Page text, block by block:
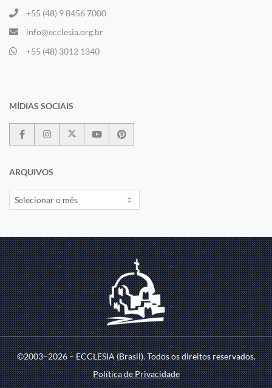
+55 (48) 9 8456 7000
info@ecclesia.org.br
+55 (48) 3012 1340
MÍDIAS SOCIAIS
ARQUIVOS
©2003–2026 – ECCLESIA (Brasil). Todos os direitos reservados.
Política de Privacidade